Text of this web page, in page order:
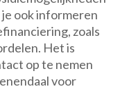
ook informeren
zoals
Het is
op te nemen
voor